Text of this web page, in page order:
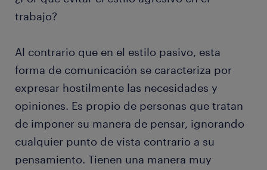
trabajo?
Al contrario que en el estilo pasivo, esta
forma de comunicación se caracteriza por
expresar hostilmente las necesidades y
opiniones. Es propio de personas que tratan
de imponer su manera de pensar, ignorando
cualquier punto de vista contrario a su
pensamiento. Tienen una manera muy